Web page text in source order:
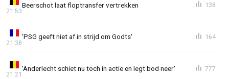
Beerschot laat floptransfer vertrekken
21:53
138
'PSG geeft niet af in strijd om Godts'
21:38
164
'Anderlecht schiet nu toch in actie en legt bod neer'
21:21
777